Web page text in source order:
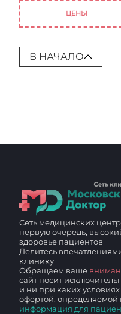
ЦЕНЫ
В НАЧАЛО
Сеть медицинских
первую очередь,
здоровье пациентов
Делитесь
клинику
Обращаем ваше
сайт носит
и ни при каких
офертой,
информация для